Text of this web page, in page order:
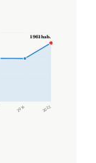
2016 2022
1 961 hab.